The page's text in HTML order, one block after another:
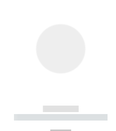
------------
----------- ----------- --------